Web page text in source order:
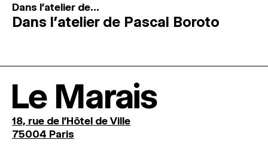
Dans l'atelier de...
Dans l’atelier de Pascal Boroto
Le Marais
18, rue de l'Hôtel de Ville
75004 Paris